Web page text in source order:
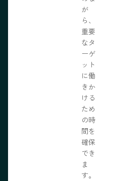
が
ら、
重要
なタ
ーゲ
ット
に働
きか
ける
ため
の時
間を
確保
でき
ま
す。